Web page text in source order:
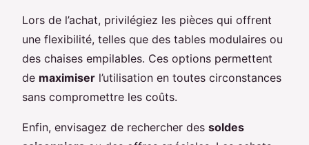
Lors de l’achat, privilégiez les pièces qui offrent
une flexibilité, telles que des tables modulaires ou
des chaises empilables. Ces options permettent
de maximiser l’utilisation en toutes circonstances
sans compromettre les coûts.
Enfin, envisagez de rechercher des soldes